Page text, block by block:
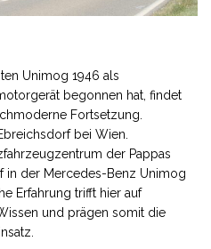
Unimog 1946 als
begonnen hat, findet
Fortsetzung.
bei Wien.
der Pappas
in der Mercedes-Benz Unimog
Erfahrung trifft hier auf
und prägen somit die